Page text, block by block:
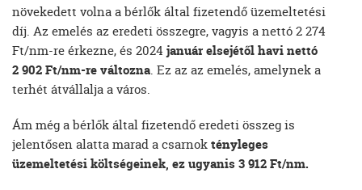
növekedett volna a bérlők által fizetendő üzemeltetési
díj. Az emelés az eredeti összegre, vagyis a nettó 2 274
Ft/nm-re érkezne, és 2024január elsejétől havi nettó
2 902 Ft/nm-re változna. Ez az az emelés, amelynek a
terhét átvállalja a város.
Ám még a bérlők által fizetendő eredeti összeg is
jelentősen alatta marad a csarnoktényleges
üzemeltetési költségeinek, ez ugyanis 3 912 Ft/nm.